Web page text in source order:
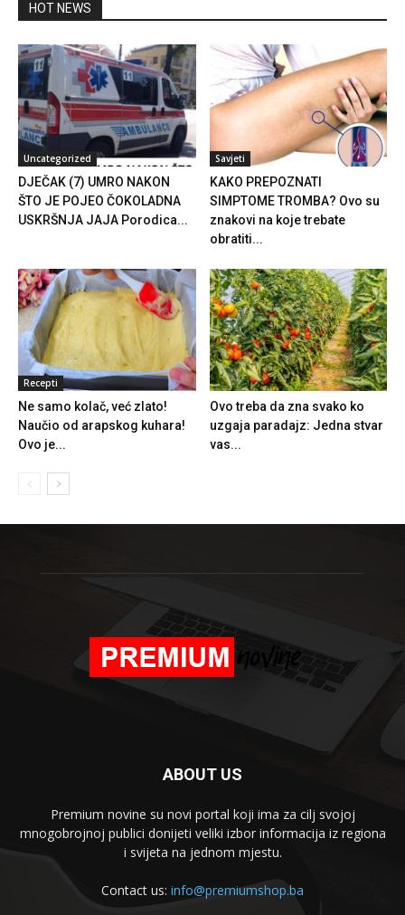
HOT NEWS
Uncategorized
DJEČAK (7) UMRO NAKON
ŠTO JE POJEO ČOKOLADNA
USKRŠNJA JAJA Porodica...
Savjeti
KAKO PREPOZNATI
SIMPTOME TROMBA? Ovo su
znakovi na koje trebate
obratiti...
Recepti
Ne samo kolač, već zlato!
Naučio od arapskog kuhara!
Ovo je...
Ovo treba da zna svako ko
uzgaja paradajz: Jedna stvar
vas...
ABOUT US
Premium novine su novi portal koji ima za cilj svojoj
mnogobrojnoj publici donijeti veliki izbor informacija iz regiona
i svijeta na jednom mjestu.
Contact us: info@premiumshop.ba